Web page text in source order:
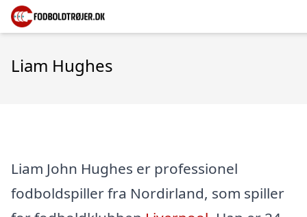
Liam Hughes
Liam John Hughes er professionel
fodboldspiller fra Nordirland, som spiller